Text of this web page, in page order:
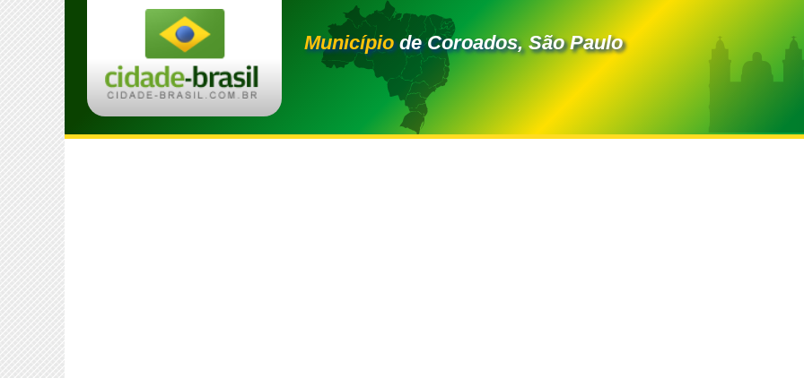
Municípiode Coroados, São Paulo